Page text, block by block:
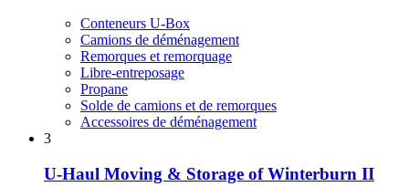
Conteneurs U-Box
Camions de déménagement
Remorques et remorquage
Libre-entreposage
Propane
Solde de camions et de remorques
Accessoires de déménagement
3
U-Haul Moving & Storage of Winterburn II